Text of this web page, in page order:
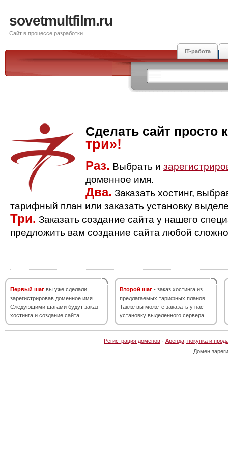
sovetmultfilm.ru
Сайт в процессе разработки
IT-работа
Сделать сайт просто
три»!
Раз. Выбрать и
доменное имя.
Два. Заказать хостинг,
тарифный план или заказать установку
Три. Заказать создание сайта у нашего
предложить вам создание сайта любой
Первый шаг вы уже сделали,
зарегистрировав доменное имя.
Следующими шагами будут заказ
хостинга и создание сайта.
Второй шаг - заказ хостинга из
предлагаемых тарифных планов.
Также вы можете заказать у нас
установку выделенного сервера.
Регистрация доменов · Аренда, покупка и
Домен